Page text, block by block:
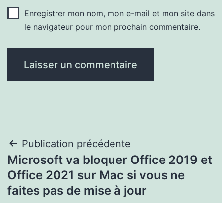
Enregistrer mon nom, mon e-mail et mon site dans
le navigateur pour mon prochain commentaire.
Navigation
de
l’article
Publication précédente
Microsoft va bloquer Office 2019 et
Office 2021 sur Mac si vous ne
faites pas de mise à jour